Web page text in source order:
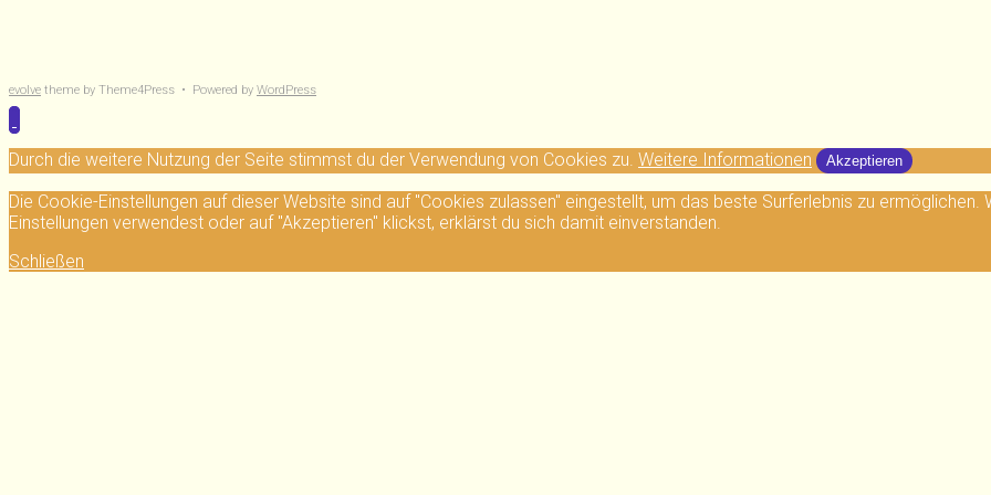
evolve theme by Theme4Press • Powered by WordPress
Durch die weitere Nutzung der Seite stimmst du der Verwendung von Cookies zu. Weitere Informationen Akzeptieren
Die Cookie-Einstellungen auf dieser Website sind auf "Cookies zulassen" eingestellt, um das beste Surferlebnis zu
Einstellungen verwendest oder auf "Akzeptieren" klickst, erklärst du sich damit einverstanden.
Schließen